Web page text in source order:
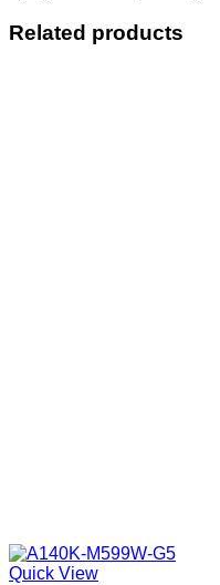
Related products
Quick View